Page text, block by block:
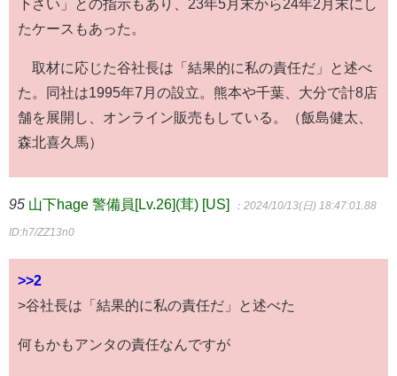
下さい」との指示もあり、23年5月末から24年2月末にし
たケースもあった。
取材に応じた谷社長は「結果的に私の責任だ」と述べ
た。同社は1995年7月の設立。熊本や千葉、大分で計8店
舗を展開し、オンライン販売もしている。（飯島健太、
森北喜久馬）
95 山下hage 警備員[Lv.26](茸) [US] ：2024/10/13(日) 18:47:01.88
ID:h7/ZZ13n0
>>2
>谷社長は「結果的に私の責任だ」と述べた
何もかもアンタの責任なんですが